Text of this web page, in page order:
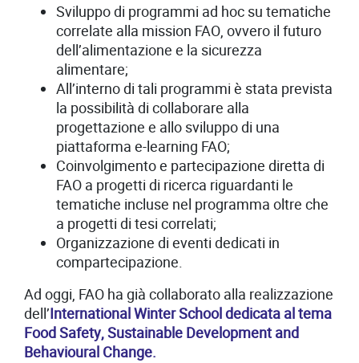
Sviluppo di programmi ad hoc su tematiche
correlate alla mission FAO, ovvero il futuro
dell’alimentazione e la sicurezza
alimentare;
All’interno di tali programmi è stata prevista
la possibilità di collaborare alla
progettazione e allo sviluppo di una
piattaforma e-learning FAO;
Coinvolgimento e partecipazione diretta di
FAO a progetti di ricerca riguardanti le
tematiche incluse nel programma oltre che
a progetti di tesi correlati;
Organizzazione di eventi dedicati in
compartecipazione.
Ad oggi, FAO ha già collaborato alla realizzazione
dell’International Winter School dedicata al tema
Food Safety, Sustainable Development and
Behavioural Change.